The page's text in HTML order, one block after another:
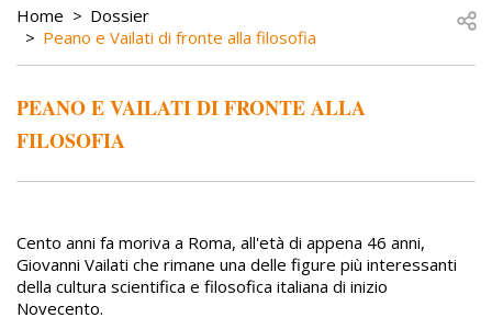
BREADCRUMB
Home
Dossier
Peano e Vailati di fronte alla filosofia
PEANO E VAILATI DI FRONTE ALLA
FILOSOFIA
Cento anni fa moriva a Roma, all'età di appena 46 anni,
Giovanni Vailati che rimane una delle figure più interessanti
della cultura scientifica e filosofica italiana di inizio
Novecento.